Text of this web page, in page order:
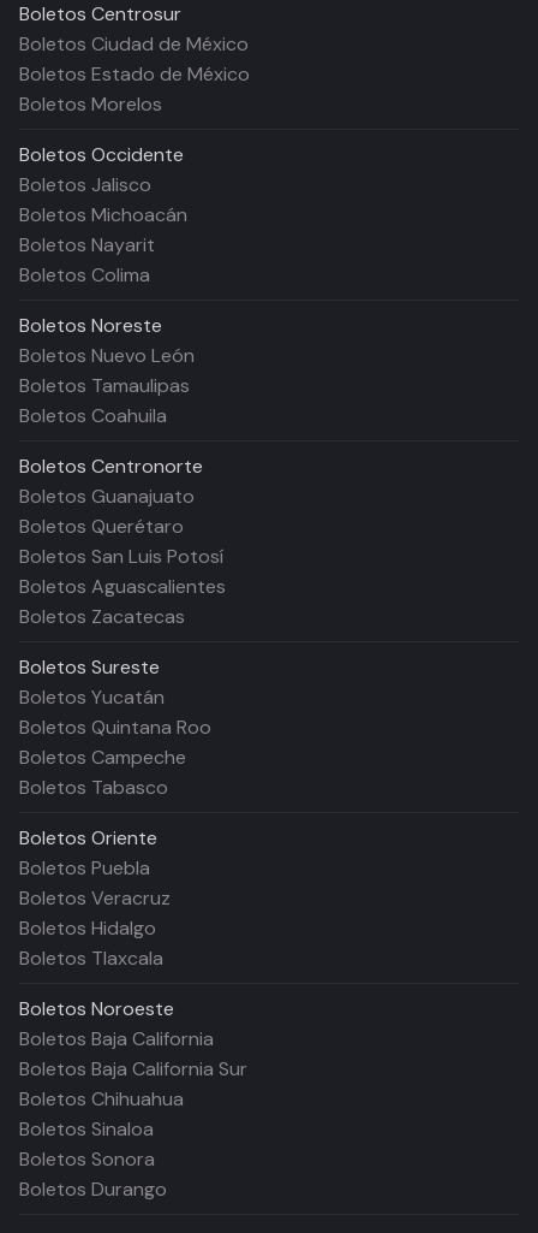
Boletos Centrosur
Boletos Ciudad de México
Boletos Estado de México
Boletos Morelos
Boletos Occidente
Boletos Jalisco
Boletos Michoacán
Boletos Nayarit
Boletos Colima
Boletos Noreste
Boletos Nuevo León
Boletos Tamaulipas
Boletos Coahuila
Boletos Centronorte
Boletos Guanajuato
Boletos Querétaro
Boletos San Luis Potosí
Boletos Aguascalientes
Boletos Zacatecas
Boletos Sureste
Boletos Yucatán
Boletos Quintana Roo
Boletos Campeche
Boletos Tabasco
Boletos Oriente
Boletos Puebla
Boletos Veracruz
Boletos Hidalgo
Boletos Tlaxcala
Boletos Noroeste
Boletos Baja California
Boletos Baja California Sur
Boletos Chihuahua
Boletos Sinaloa
Boletos Sonora
Boletos Durango